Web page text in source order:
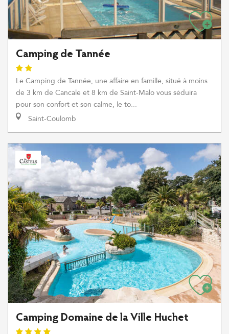
Camping de Tannée
Le Camping de Tannée, une affaire en famille, situé à moins
de 3 km de Cancale et 8 km de Saint-Malo vous séduira
pour son confort et son calme, le to...
Saint-Coulomb
Camping Domaine de la Ville Huchet